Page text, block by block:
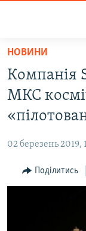
Перейти
основного
матеріалу
Перейти
до
основної
навігації
Перейти
до
ВІДЕО ТА ФОТО
БЛОГИ
ПОГЛЯД
НОВИНИ
Компанія
МКС
02 березень 2019,
Поділитись